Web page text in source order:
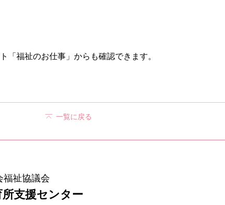
「福祉のお仕事」からも確認できます。
一覧に戻る
福祉協議会
支援センター